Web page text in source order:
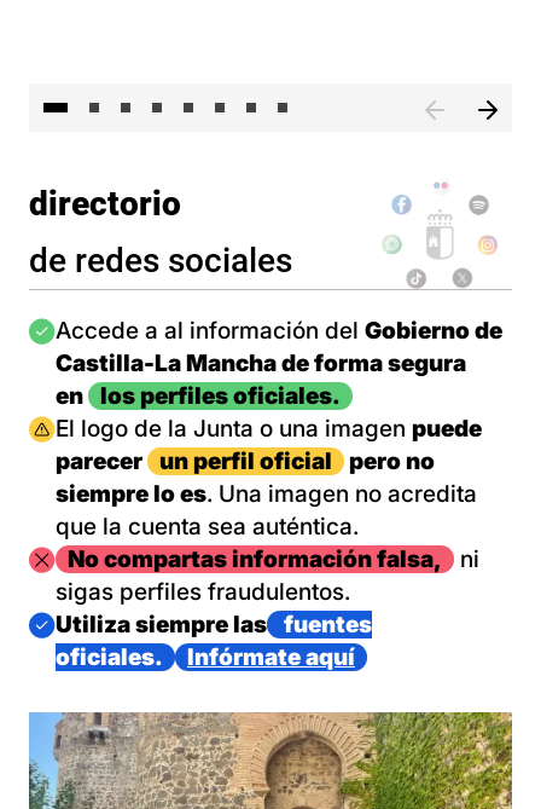
directorio
de redes sociales
Imagen
Accede a al información del Gobierno de
Castilla-La Mancha de forma segura
en
los perfiles oficiales.
Imagen
El logo de la Junta o una imagen puede
parecer
un perfil oficial
pero no
siempre lo es. Una imagen no acredita
que la cuenta sea auténtica.
ImagenNo compartas información falsa,
ni
sigas perfiles fraudulentos.
Imagen
Utiliza siempre las
fuentes
oficiales.
Infórmate aquí